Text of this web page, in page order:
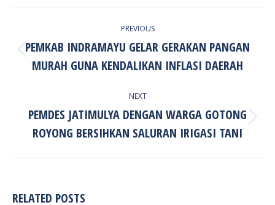
PREVIOUS
Previous
post:
PEMKAB INDRAMAYU GELAR GERAKAN PANGAN
MURAH GUNA KENDALIKAN INFLASI DAERAH
NEXT
Next
post:
PEMDES JATIMULYA DENGAN WARGA GOTONG
ROYONG BERSIHKAN SALURAN IRIGASI TANI
RELATED POSTS